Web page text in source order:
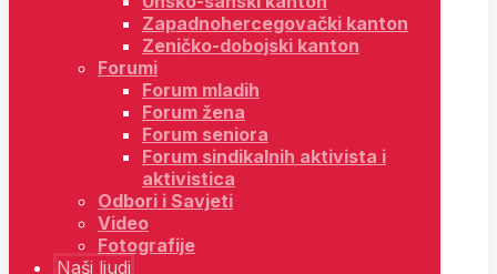
Zapadnohercegovački kanton
Zeničko-dobojski kanton
Forumi
Forum mladih
Forum žena
Forum seniora
Forum sindikalnih aktivista i
aktivistica
Odbori i Savjeti
Video
Fotografije
Naši ljudi